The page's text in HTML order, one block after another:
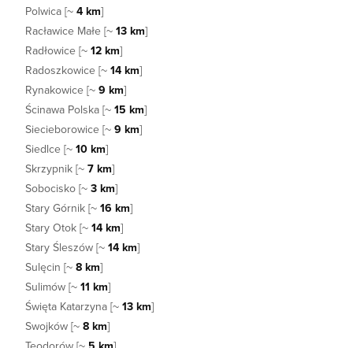
Polwica [~ 4 km]
Racławice Małe [~ 13 km]
Radłowice [~ 12 km]
Radoszkowice [~ 14 km]
Rynakowice [~ 9 km]
Ścinawa Polska [~ 15 km]
Siecieborowice [~ 9 km]
Siedlce [~ 10 km]
Skrzypnik [~ 7 km]
Sobocisko [~ 3 km]
Stary Górnik [~ 16 km]
Stary Otok [~ 14 km]
Stary Śleszów [~ 14 km]
Sulęcin [~ 8 km]
Sulimów [~ 11 km]
Święta Katarzyna [~ 13 km]
Swojków [~ 8 km]